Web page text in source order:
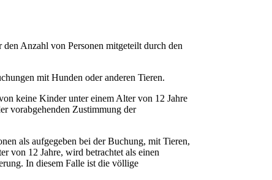
Anzahl von Personen mitgeteilt durch den
mit Hunden oder anderen Tieren.
keine Kinder unter einem Alter von 12 Jahre
vorabgehenden Zustimmung der
als aufgegeben bei der Buchung, mit Tieren,
von 12 Jahre, wird betrachtet als einen
In diesem Falle ist die völlige